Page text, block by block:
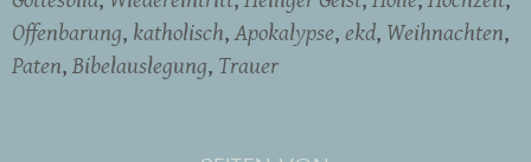
Offenbarung katholisch Apokalypse ekd Weihnachten
Paten Bibelauslegung Trauer